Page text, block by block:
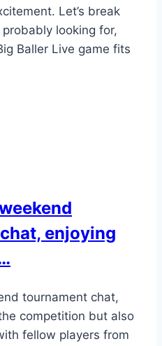
Let’s break
looking for,
Baller Live game fits
enjoying
tournament chat,
competition but also
fellow players from